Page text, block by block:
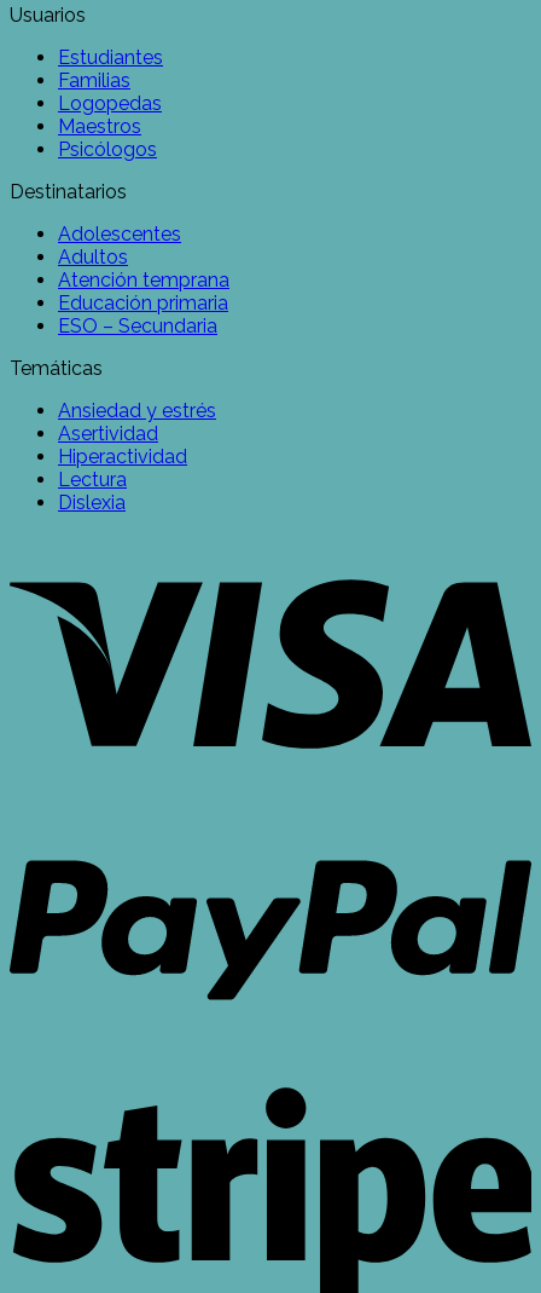
Usuarios
Estudiantes
Familias
Logopedas
Maestros
Psicólogos
Destinatarios
Adolescentes
Adultos
Atención temprana
Educación primaria
ESO – Secundaria
Temáticas
Ansiedad y estrés
Asertividad
Hiperactividad
Lectura
Dislexia